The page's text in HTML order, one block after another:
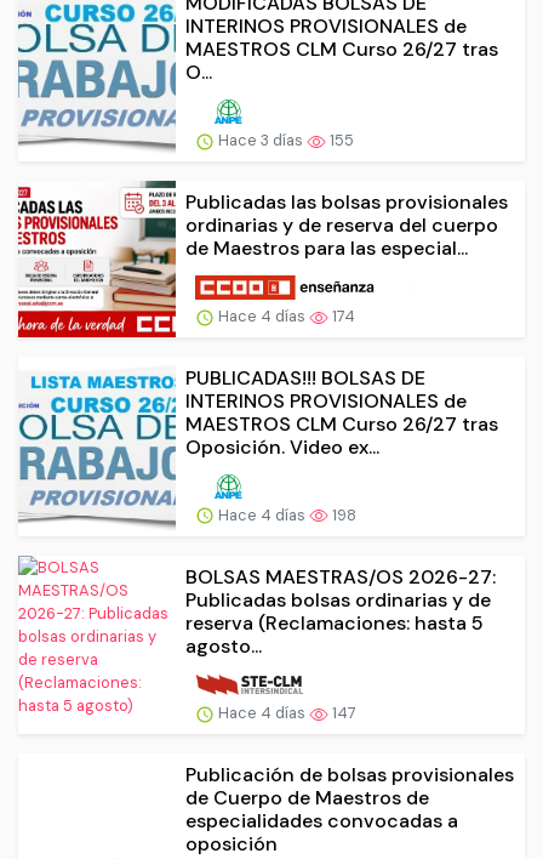
INTERINOS PROVISIONALES de
MAESTROS CLM Curso 26/27 tras
O...
Hace 3 días 155
Publicadas las bolsas provisionales
ordinarias y de reserva del cuerpo
de Maestros para las especial...
Hace 4 días 174
PUBLICADAS!!! BOLSAS DE
INTERINOS PROVISIONALES de
MAESTROS CLM Curso 26/27 tras
Oposición. Video ex...
Hace 4 días 198
BOLSAS MAESTRAS/OS 2026-27:
Publicadas bolsas ordinarias y de
reserva (Reclamaciones: hasta 5
agosto...
Hace 4 días 147
Publicación de bolsas provisionales
de Cuerpo de Maestros de
especialidades convocadas a
oposición